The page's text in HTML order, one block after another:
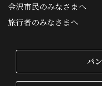
金沢市民のみなさまへ
旅行者のみなさまへ
パ